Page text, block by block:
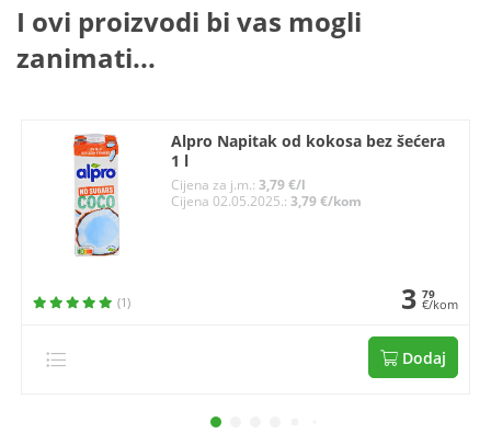
I ovi proizvodi bi vas mogli
zanimati...
Alpro Napitak od kokosa bez šećera
1 l
Cijena za j.m.:3,79 €/l
Cijena 02.05.2025.:3,79 €/kom
(1) 3 79
€/kom
Dodaj